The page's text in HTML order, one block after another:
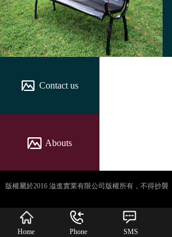
Contact us
Abouts
版權屬於2016 溢進實業有限公司版權所有，不得抄襲
Home Phone SMS